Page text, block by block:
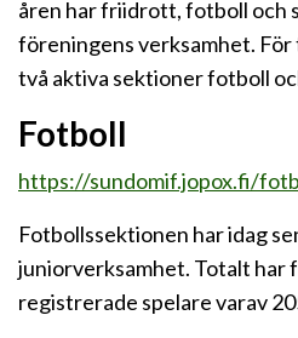
åren har friidrott, fotboll och
föreningens verksamhet.
två aktiva sektioner fotboll
Fotboll
https://sundomif.jopox.fi/
Fotbollssektionen har idag
juniorverksamhet. Totalt har
registrerade spelare varav